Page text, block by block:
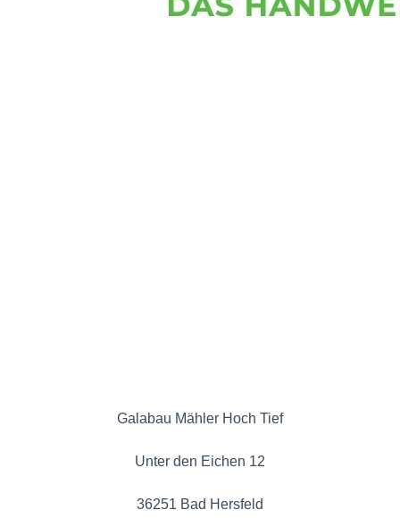
Galabau Mähler Hoch Tief
Unter den Eichen 12
36251 Bad Hersfeld